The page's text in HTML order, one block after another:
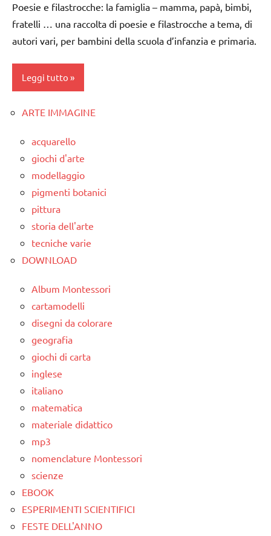
raccolte
STAGIONI
TUTORIAL
TUTTI GLI
PER ETA'
TUTTI GLI
dai
3 ai
6
TUTORIAL
ARGOMENTI
ARTICOLI
varie -
manualità
Poesie e filastrocche: la famiglia – mamma, papà, bimbi,
fratelli … una raccolta di poesie e filastrocche a tema, di
autori vari, per bambini della scuola d’infanzia e primaria.
Leggi tutto
dai
6
anni
dai
6
anni
festa
del
papà
FESTE
LINGUAGGIO
poesie
/ a
casa e
a
poesie /
feste e
ricorrenze
poesie e
filastrocche
TUTTI GLI
ARGOMENTI
ARTE IMMAGINE
acquarello
giochi d'arte
modellaggio
pigmenti botanici
pittura
storia dell'arte
tecniche varie
DOWNLOAD
Album Montessori
cartamodelli
disegni da colorare
geografia
giochi di carta
inglese
italiano
matematica
materiale didattico
mp3
nomenclature Montessori
scienze
EBOOK
ESPERIMENTI SCIENTIFICI
FESTE DELL'ANNO